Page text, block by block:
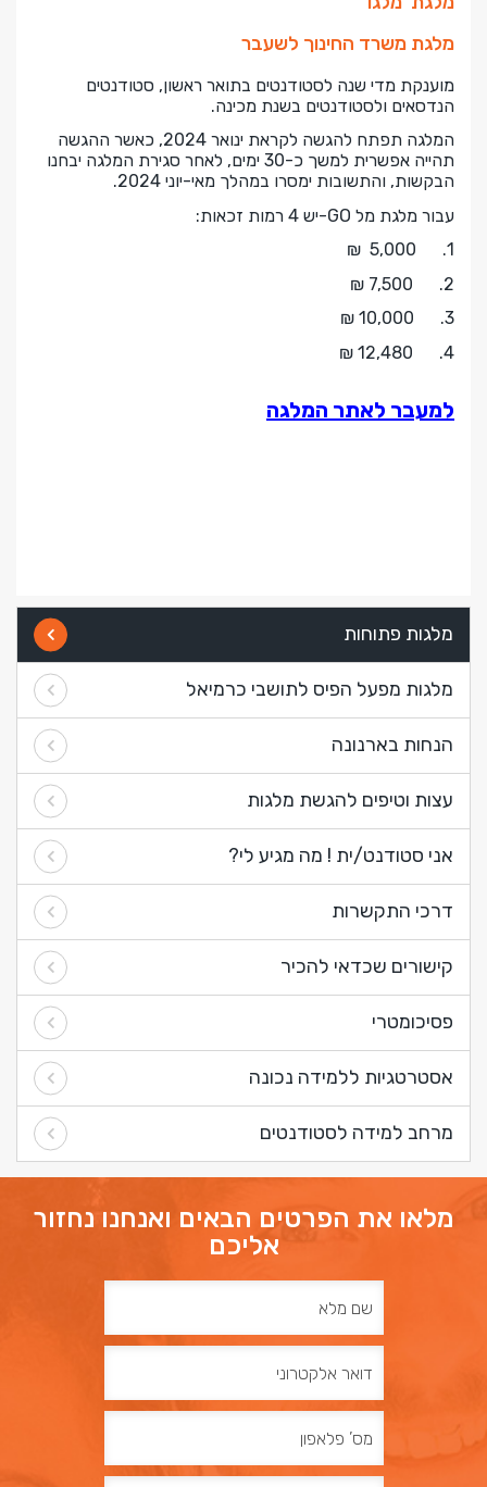
מלגות פתוחות
מלגות מפעל הפיס לתושבי כרמיאל
הנחות בארנונה
עצות וטיפים להגשת מלגות
אני סטודנט/ית ! מה מגיע לי?
דרכי התקשרות
קישורים שכדאי להכיר
פסיכומטרי
אסטרטגיות ללמידה נכונה
מרחב למידה לסטודנטים
מלגת משרד החינוך לשעבר
מוענקת מדי שנה לסטודנטים בתואר ראשון, סטודנטים
הנדסאים ולסטודנטים בשנת מכינה.
המלגה תפתח להגשה לקראת ינואר 2024, כאשר ההגשה
תהייה אפשרית למשך כ-30 ימים, לאחר סגירת המלגה יבחנו
הבקשות, והתשובות ימסרו במהלך מאי-יוני 2024
.
עבור מלגת מל -GOיש 4 רמות זכאות
:
1.
5,000
₪
2.
7,500 ₪
3.
10,000 ₪
4.
12,480 ₪
למעבר לאתר המלגה
מלאו את הפרטים הבאים ואנחנו נחזור
אליכם